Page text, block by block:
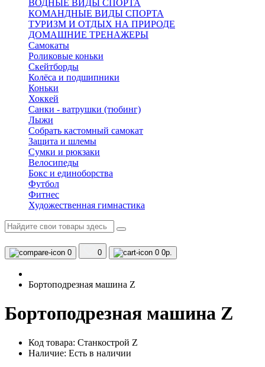
ВОДНЫЕ ВИДЫ СПОРТА
КОМАНДНЫЕ ВИДЫ СПОРТА
ТУРИЗМ И ОТДЫХ НА ПРИРОДЕ
ДОМАШНИЕ ТРЕНАЖЕРЫ
Самокаты
Роликовые коньки
Скейтборды
Колёса и подшипники
Коньки
Хоккей
Санки - ватрушки (тюбинг)
Лыжи
Собрать кастомный самокат
Защита и шлемы
Сумки и рюкзаки
Велосипеды
Бокс и единоборства
Футбол
Фитнес
Художественная гимнастика
0 0 0 0р.
Бортоподрезная машина Z
Бортоподрезная машина Z
Код товара: Станкострой Z
Наличие: Есть в наличии